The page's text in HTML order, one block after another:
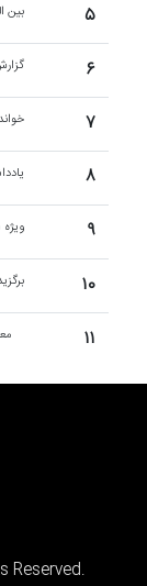
۵ بین
۶
۷
۸
۹ ویژه
۱۰
۱۱
Reserved.